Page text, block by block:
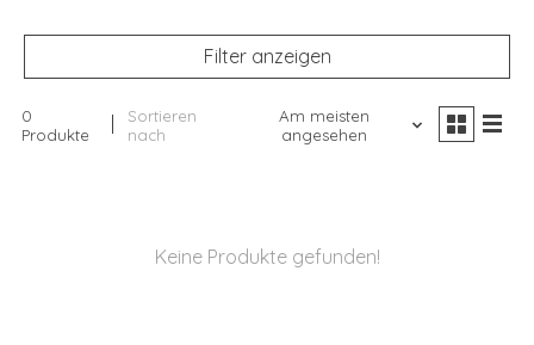
Filter anzeigen
0
Produkte
Sortieren
nach
Am meisten
angesehen
Keine Produkte gefunden!